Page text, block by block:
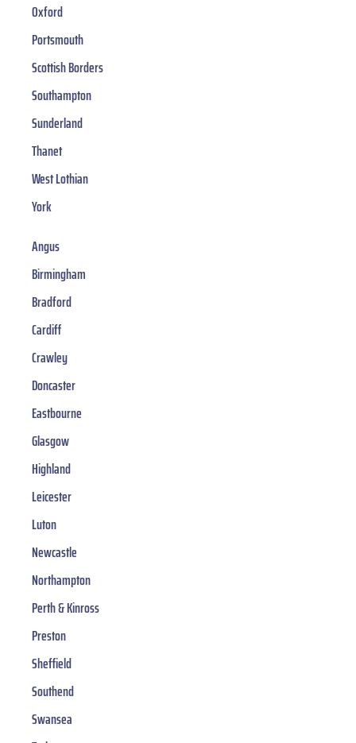
Oxford
Portsmouth
Scottish Borders
Southampton
Sunderland
Thanet
West Lothian
York
Angus
Birmingham
Bradford
Cardiff
Crawley
Doncaster
Eastbourne
Glasgow
Highland
Leicester
Luton
Newcastle
Northampton
Perth & Kinross
Preston
Sheffield
Southend
Swansea